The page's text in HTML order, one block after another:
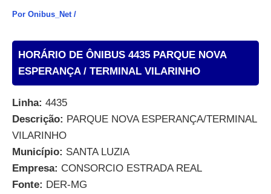
Por Onibus_Net /
HORÁRIO DE ÔNIBUS 4435 PARQUE NOVA
ESPERANÇA / TERMINAL VILARINHO
Linha: 4435
Descrição: PARQUE NOVA ESPERANÇA/TERMINAL
VILARINHO
Município: SANTA LUZIA
Empresa: CONSORCIO ESTRADA REAL
Fonte: DER-MG